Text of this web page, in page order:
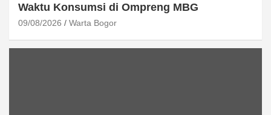
Waktu Konsumsi di Ompreng MBG
09/08/2026 Warta Bogor